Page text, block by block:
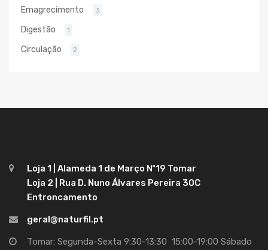
Emagrecimento 3
Digestão 1
Circulação 2
Loja 1 | Alameda 1 de Março Nº19 Tomar
Loja 2 | Rua D. Nuno Álvares Pereira 30C
Entroncamento
geral@naturfil.pt
Tomar: Segunda-Sexta 9:30-13:30 15:00-19:00 Sábado